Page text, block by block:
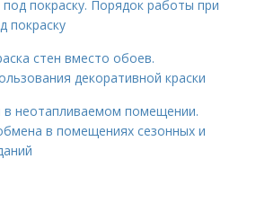
покраску. Порядок работы при
покраску
стен вместо обоев.
декоративной краски
в неотапливаемом помещении.
в помещениях сезонных и